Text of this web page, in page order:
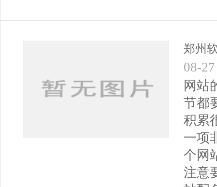
郑州
08-27
网站
节都
积累
一项
个网
注意